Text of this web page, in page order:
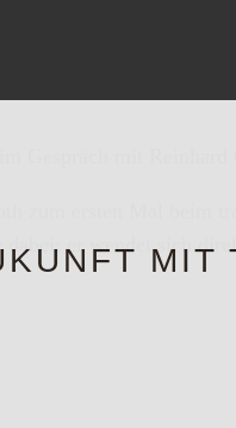
zum ersten Mal beim
dabei: er wendet sich
MIT